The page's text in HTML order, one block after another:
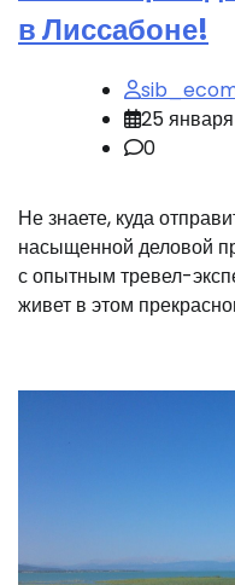
в Лиссабоне!
25
0
Не знаете, куда
насыщенной деловой
с опытным тревел-
живет в этом